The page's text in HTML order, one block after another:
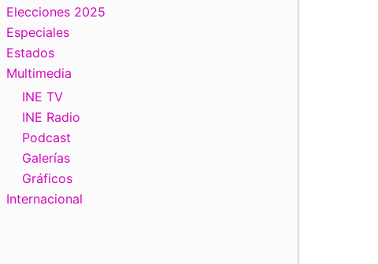
Elecciones 2025
Especiales
Estados
Multimedia
INE TV
INE Radio
Podcast
Galerías
Gráficos
Internacional